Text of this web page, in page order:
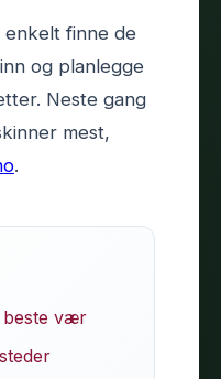
enkelt finne de
og planlegge
Neste gang
mest,
.
beste vær